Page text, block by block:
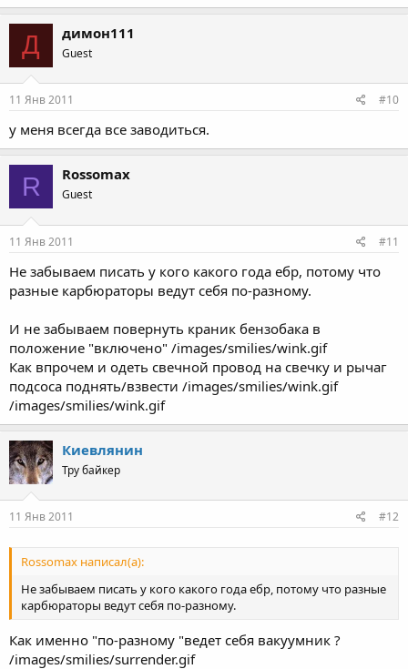
Д димон111
Guest
11 Янв 2011 #10
у меня всегда все заводиться.
R Rossomax
Guest
11 Янв 2011 #11
Не забываем писать у кого какого года ебр, потому что
разные карбюраторы ведут себя по-разному.
И не забываем повернуть краник бензобака в
положение "включено" /images/smilies/wink.gif
Как впрочем и одеть свечной провод на свечку и рычаг
подсоса поднять/взвести /images/smilies/wink.gif
/images/smilies/wink.gif
Киевлянин
Тру байкер
11 Янв 2011 #12
Rossomax написал(а):
Не забываем писать у кого какого года ебр, потому что разные
карбюраторы ведут себя по-разному.
Как именно "по-разному "ведет себя вакуумник ?
/images/smilies/surrender.gif